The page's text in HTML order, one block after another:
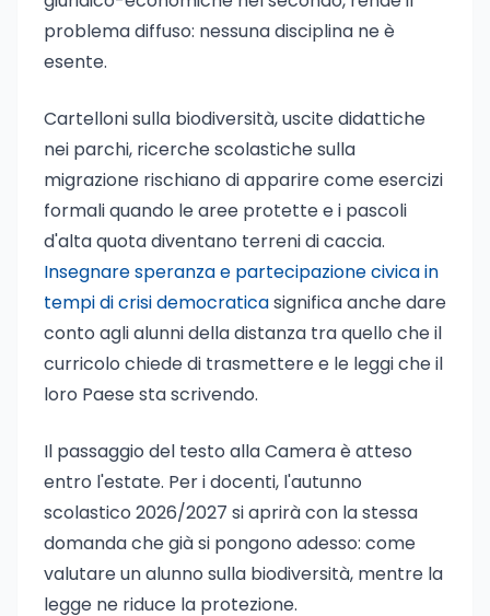
problema diffuso: nessuna disciplina ne è
esente.
Cartelloni sulla biodiversità, uscite didattiche
nei parchi, ricerche scolastiche sulla
migrazione rischiano di apparire come esercizi
formali quando le aree protette e i pascoli
d'alta quota diventano terreni di caccia.
Insegnare speranza e partecipazione civica in
tempi di crisi democraticasignifica anche dare
conto agli alunni della distanza tra quello che il
curricolo chiede di trasmettere e le leggi che il
loro Paese sta scrivendo.
Il passaggio del testo alla Camera è atteso
entro l'estate. Per i docenti, l'autunno
scolastico 2026/2027 si aprirà con la stessa
domanda che già si pongono adesso: come
valutare un alunno sulla biodiversità, mentre la
legge ne riduce la protezione.